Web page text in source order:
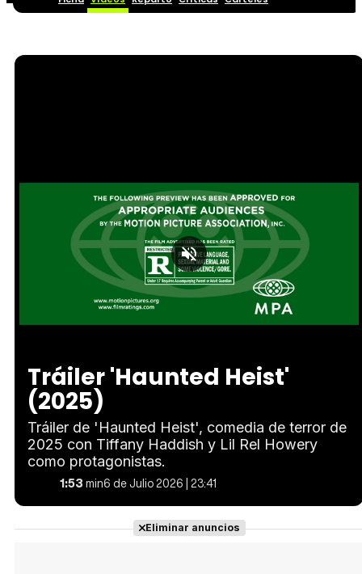
Tráiler 'Haunted Heist'
(2025)
Tráiler de 'Haunted Heist', comedia de terror de
2025 con Tiffany Haddish y Lil Rel Howery
como protagonistas.
1:53min6 de Julio 2026 | 23:41
Eliminar anuncios